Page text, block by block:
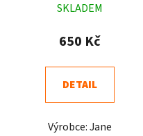
hodnocení
produktu
4,9
z
hvězdiček.
SKLADEM
650 Kč
DETAIL
Výrobce: Jane